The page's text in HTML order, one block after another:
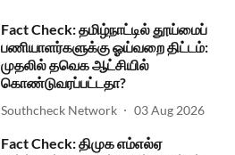
Fact Check: தமிழ்நாட்டில் தூய்மைப்
பணியாளர்களுக்கு ஓய்வறை திட்டம்:
முதலில் தவெக ஆட்சியில்
கொண்டுவரப்பட்டதா?
Southcheck Network 03 Aug 2026
Fact Check: திமுக எம்எல்ஏ